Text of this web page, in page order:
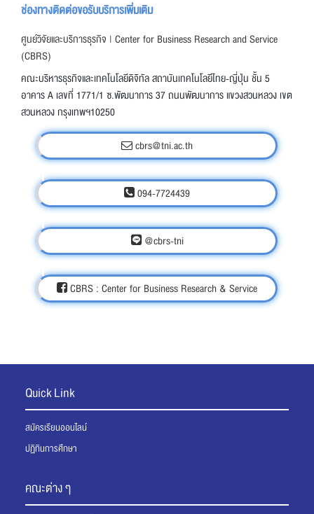
ช่องทางติดต่อขอรับบริการเพิ่มเติม
ศูนย์วิจัยและบริการธุรกิจ | Center for Business Research and Service
(CBRS)
คณะบริหารธุรกิจและเทคโนโลยีดิจิทัล สถาบันเทคโนโลยีไทย-ญี่ปุ่น ชั้น 5
อาคาร A เลขที่ 1771/1 ซ.พัฒนาการ 37 ถนนพัฒนาการ แขวงสวนหลวง เขต
สวนหลวง กรุงเทพฯ10250
cbrs@tni.ac.th
094-7724439
@cbrs-tni
CBRS : Center for Business Research & Service
Quick Link
สมัครเรียนออนไลน์
ปฏิทินการศึกษา
คณะต่าง ๆ